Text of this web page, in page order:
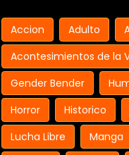
Accion Adulto
Acontesimientos de la
Gender Bender
Horror
Historico
Lucha Libre
Manga